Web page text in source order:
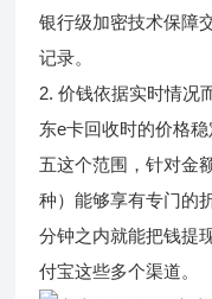
银行级加密技术保障
记录。
2. 价钱依据实时情况
东e卡回收时的价格
五这个范围，针对金
种）能够享有专门的
分钟之内就能把钱提
付宝这些多个渠道。